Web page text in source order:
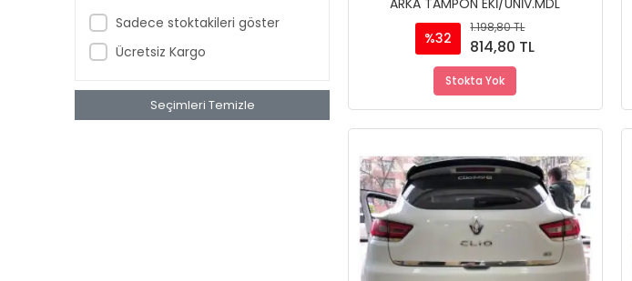
TOYOTA
VOLKSWAGEN
Sadece stoktakileri göster
Ücretsiz Kargo
Seçimleri Temizle
%32
1.198,80 TL
814,80 TL
Stokta Yok
Stokta Yok